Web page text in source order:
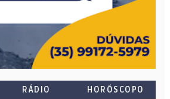
RÁDIO HORÓSCOPO